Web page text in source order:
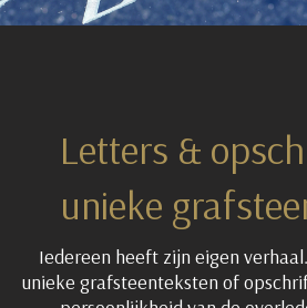
Letters &
unieke
Iedereen heeft zijn eigen
unieke grafsteenteksten of